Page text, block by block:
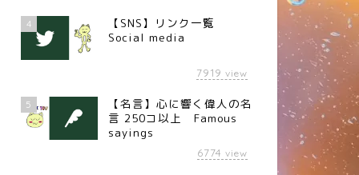
4
【SNS】リンク一覧
Social media
7919 view
5
【名言】心に響く偉人の名
言 250コ以上 Famous
sayings
6774 view